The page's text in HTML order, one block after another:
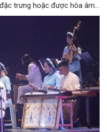
trưng hoặc được hòa âm,
âm nhạc truyền thống Việt
trực tiếp bằng nhạc cụ dân